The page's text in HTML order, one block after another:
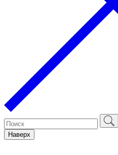
Наверх